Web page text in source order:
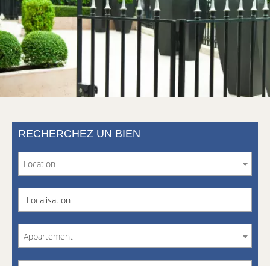
RECHERCHEZ UN BIEN
Location
Localisation
Appartement